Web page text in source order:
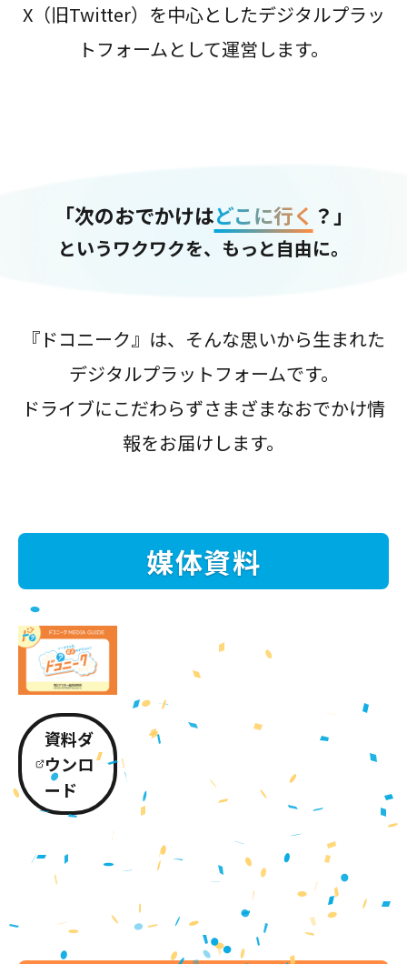
X（旧Twitter）を中心としたデジタルプラッ
トフォームとして運営します。
「次のおでかけはどこに行く ？」
というワクワクを、もっと自由に。
『ドコニーク』は、そんな思いから生まれた
デジタルプラットフォームです。
ドライブにこだわらずさまざまなおでかけ情
報をお届けします。
媒体資料
資料ダ
ウンロ
ード